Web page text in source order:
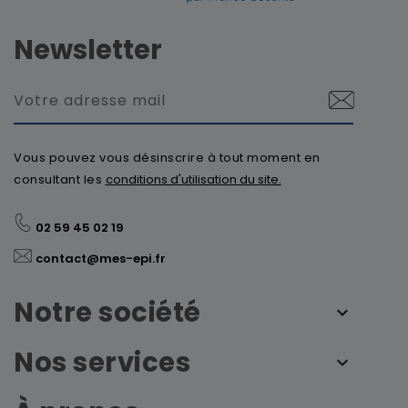
Newsletter
Vous pouvez vous désinscrire à tout moment en
consultant les conditions d'utilisation du site.
02 59 45 02 19
contact@mes-epi.fr
Notre société
Nos services